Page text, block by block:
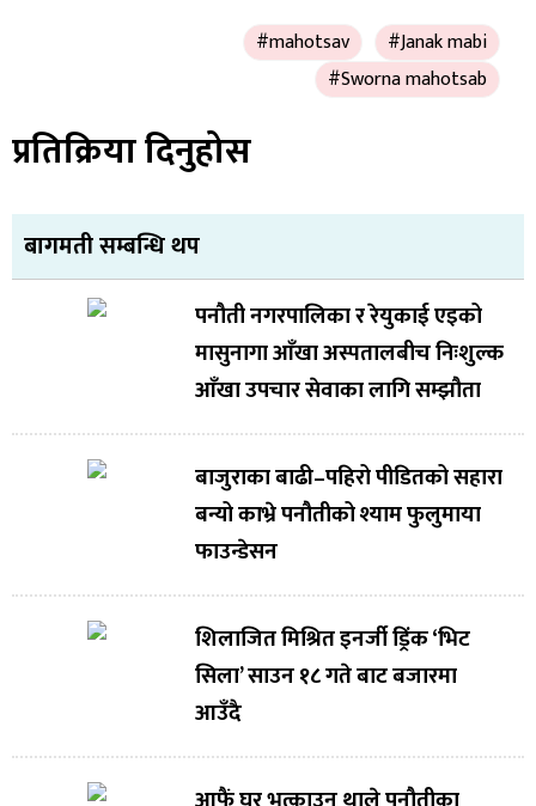
#Janak mabi
#mahotsav
#Sworna mahotsab
प्रतिक्रिया दिनुहोस
बागमती सम्बन्धि थप
पनौती नगरपालिका र रेयुकाई एइको
मासुनागा आँखा अस्पतालबीच निःशुल्क
आँखा उपचार सेवाका लागि सम्झौता
बाजुराका बाढी–पहिरो पीडितको सहारा
बन्यो काभ्रे पनौतीको श्याम फुलुमाया
फाउन्डेसन
शिलाजित मिश्रित इनर्जी ड्रिंक ‘भिट
सिला’ साउन १८ गते बाट बजारमा
आउँदै